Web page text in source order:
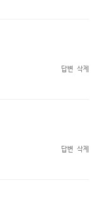
답변 삭제
답변 삭제